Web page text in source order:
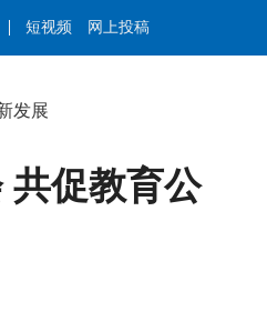
短视频 网上投稿
发展
共促教育公